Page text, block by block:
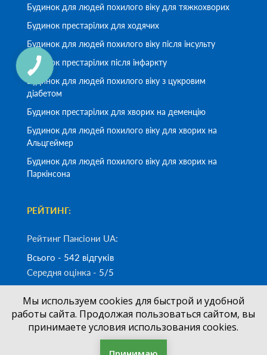
Будинок для людей похилого віку для тяжкохворих
Будинок престарілих для ходячих
Будинок для людей похилого віку після інсульту
Будинок престарілих після інфаркту
Будинок для людей похилого віку з цукровим
діабетом
Будинок престарілих для хворих на деменцію
Будинок для людей похилого віку для хворих на
Альцгеймер
Будинок для людей похилого віку для хворих на
Паркінсона
РЕЙТИНГ:
Рейтинг Пансіони UA:
Всього - 542 відгуків
Середня оцінка - 5/5
Замовити дзвінок
700-33-83
Мы используем cookies для быстрой и удобной
работы сайта. Продолжая пользоваться сайтом, вы
принимаете условия использования cookies.